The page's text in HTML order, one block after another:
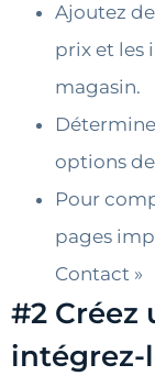
Ajoutez
prix et les
magasin.
options
Pour
pages
Contact »
#2 Créez
intégrez-